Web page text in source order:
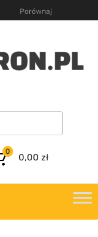
Porównaj
0,00 zł
0